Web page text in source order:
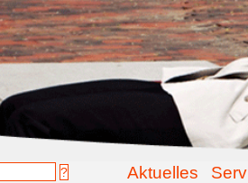
Aktuelles